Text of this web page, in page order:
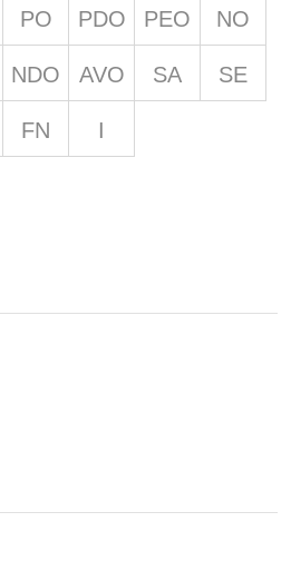
PO PDO PEO NO
NDO AVO SA SE
FN I